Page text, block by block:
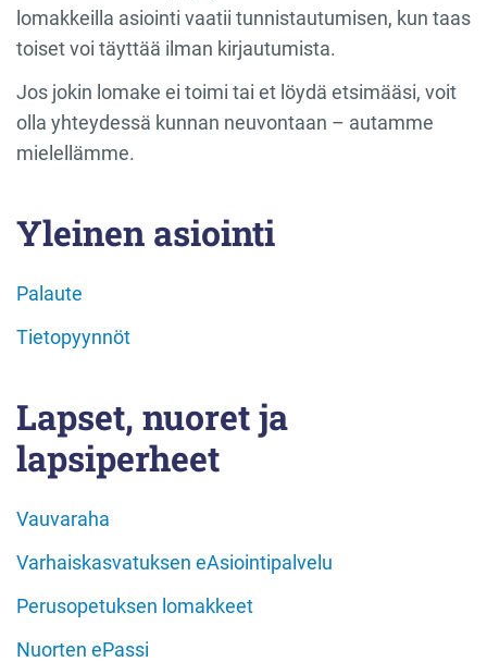
lomakkeilla asiointi vaatii tunnistautumisen, kun taas
toiset voi täyttää ilman kirjautumista.
Jos jokin lomake ei toimi tai et löydä etsimääsi, voit
olla yhteydessä kunnan neuvontaan – autamme
mielellämme.
Yleinen asiointi
Palaute
Tietopyynnöt
Lapset, nuoret ja
lapsiperheet
Vauvaraha
Varhaiskasvatuksen eAsiointipalvelu
Perusopetuksen lomakkeet
Nuorten ePassi